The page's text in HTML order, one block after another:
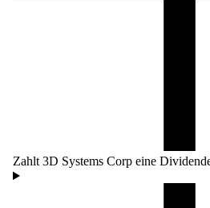
Zahlt 3D Systems Corp eine